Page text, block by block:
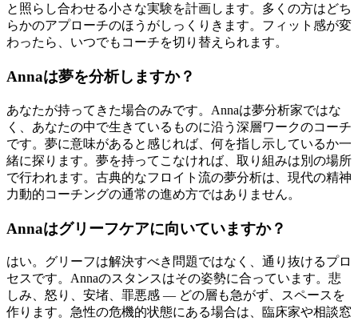
と照らし合わせる小さな実験を計画します。多くの方はどち
らかのアプローチのほうがしっくりきます。フィット感が変
わったら、いつでもコーチを切り替えられます。
Annaは夢を分析しますか？
あなたが持ってきた場合のみです。Annaは夢分析家ではな
く、あなたの中で生きているものに沿う深層ワークのコーチ
です。夢に意味があると感じれば、何を指し示しているか一
緒に探ります。夢を持ってこなければ、取り組みは別の場所
で行われます。古典的なフロイト流の夢分析は、現代の精神
力動的コーチングの通常の進め方ではありません。
Annaはグリーフケアに向いていますか？
はい。グリーフは解決すべき問題ではなく、通り抜けるプロ
セスです。Annaのスタンスはその姿勢に合っています。悲
しみ、怒り、安堵、罪悪感 — どの層も急がず、スペースを
作ります。急性の危機的状態にある場合は、臨床家や相談窓